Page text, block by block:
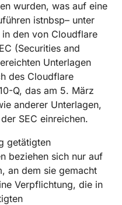
wurden, was auf eine
ist​nbsp​​–​ unter
den von Cloudflare
(Securities and
Unterlagen
des Cloudflare
Q, das am 5. März
anderer Unterlagen,
SEC einreichen.
getätigten
beziehen sich nur auf
an dem sie gemacht
Verpflichtung, die in